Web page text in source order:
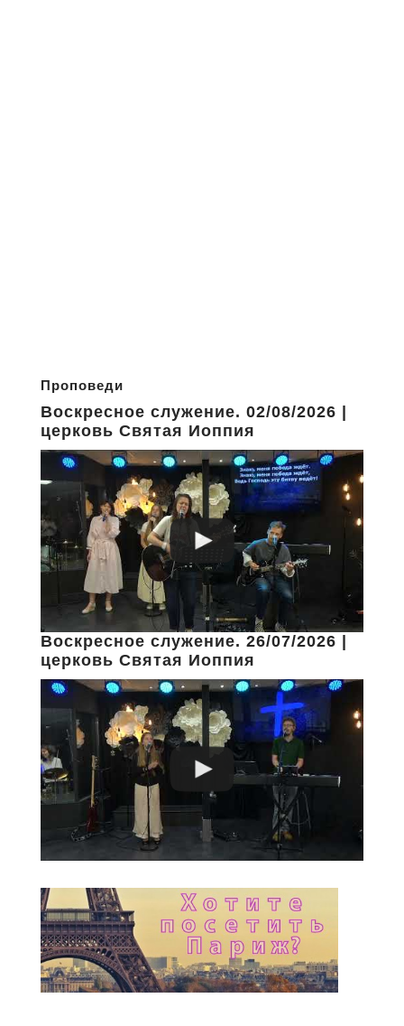
Проповеди
Воскресное служение. 02/08/2026 |
церковь Святая Иоппия
Воскресное служение. 26/07/2026 |
церковь Святая Иоппия